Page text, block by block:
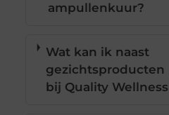
ampullenkuur?
Wat kan ik naast
gezichtsproducten
bij Quality